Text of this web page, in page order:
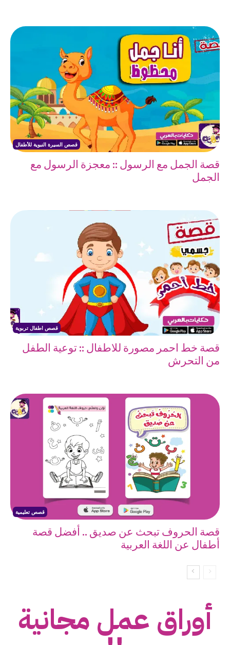
قصص السيرة النبوية للأطفال
قصة الجمل مع الرسول :: معجزة الرسول مع
الجمل
قصص اطفال تربوية
قصة خط احمر مصورة للاطفال :: توعية الطفل
من التحرش
قصص تعليمية
قصة الحروف تبحث عن صديق .. أفضل قصة
أطفال عن اللغة العربية
أوراق عمل مجانية